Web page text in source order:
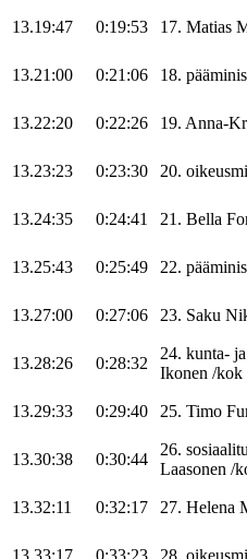
13.19:47 0:19:53 17. Matias
13.21:00 0:21:06 18.
13.22:20 0:22:26 19. Anna-
13.23:23 0:23:30 20.
13.24:35 0:24:41 21. Bella
13.25:43 0:25:49 22.
13.27:00 0:27:06 23. Saku
13.28:26 0:28:32
24. kunta-
Ikonen /kok
13.29:33 0:29:40 25. Timo
13.30:38 0:30:44
26.
Laasonen /
13.32:11 0:32:17 27. Helena